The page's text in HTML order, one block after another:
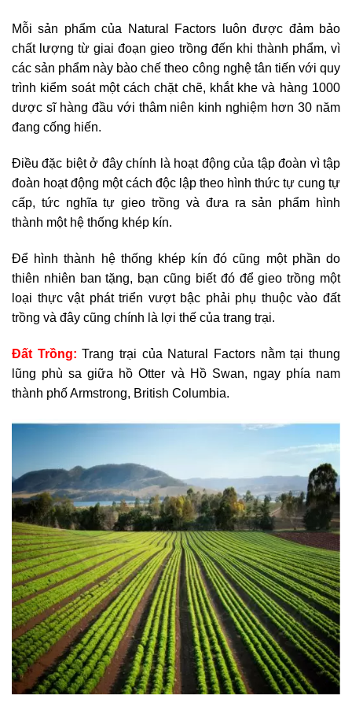
Mỗi sản phẩm của Natural Factors luôn được đảm bảo
chất lượng từ giai đoạn gieo trồng đến khi thành phẩm, vì
các sản phẩm này bào chế theo công nghệ tân tiến với quy
trình kiểm soát một cách chặt chẽ, khắt khe và hàng 1000
dược sĩ hàng đầu với thâm niên kinh nghiệm hơn 30 năm
đang cống hiến.
Điều đặc biệt ở đây chính là hoạt động của tập đoàn vì tập
đoàn hoạt động một cách độc lập theo hình thức tự cung tự
cấp, tức nghĩa tự gieo trồng và đưa ra sản phẩm hình
thành một hệ thống khép kín.
Để hình thành hệ thống khép kín đó cũng một phần do
thiên nhiên ban tặng, bạn cũng biết đó để gieo trồng một
loại thực vật phát triển vượt bậc phải phụ thuộc vào đất
trồng và đây cũng chính là lợi thế của trang trại.
Đất Trồng: Trang trại của Natural Factors nằm tại thung
lũng phù sa giữa hồ Otter và Hồ Swan, ngay phía nam
thành phố Armstrong, British Columbia.